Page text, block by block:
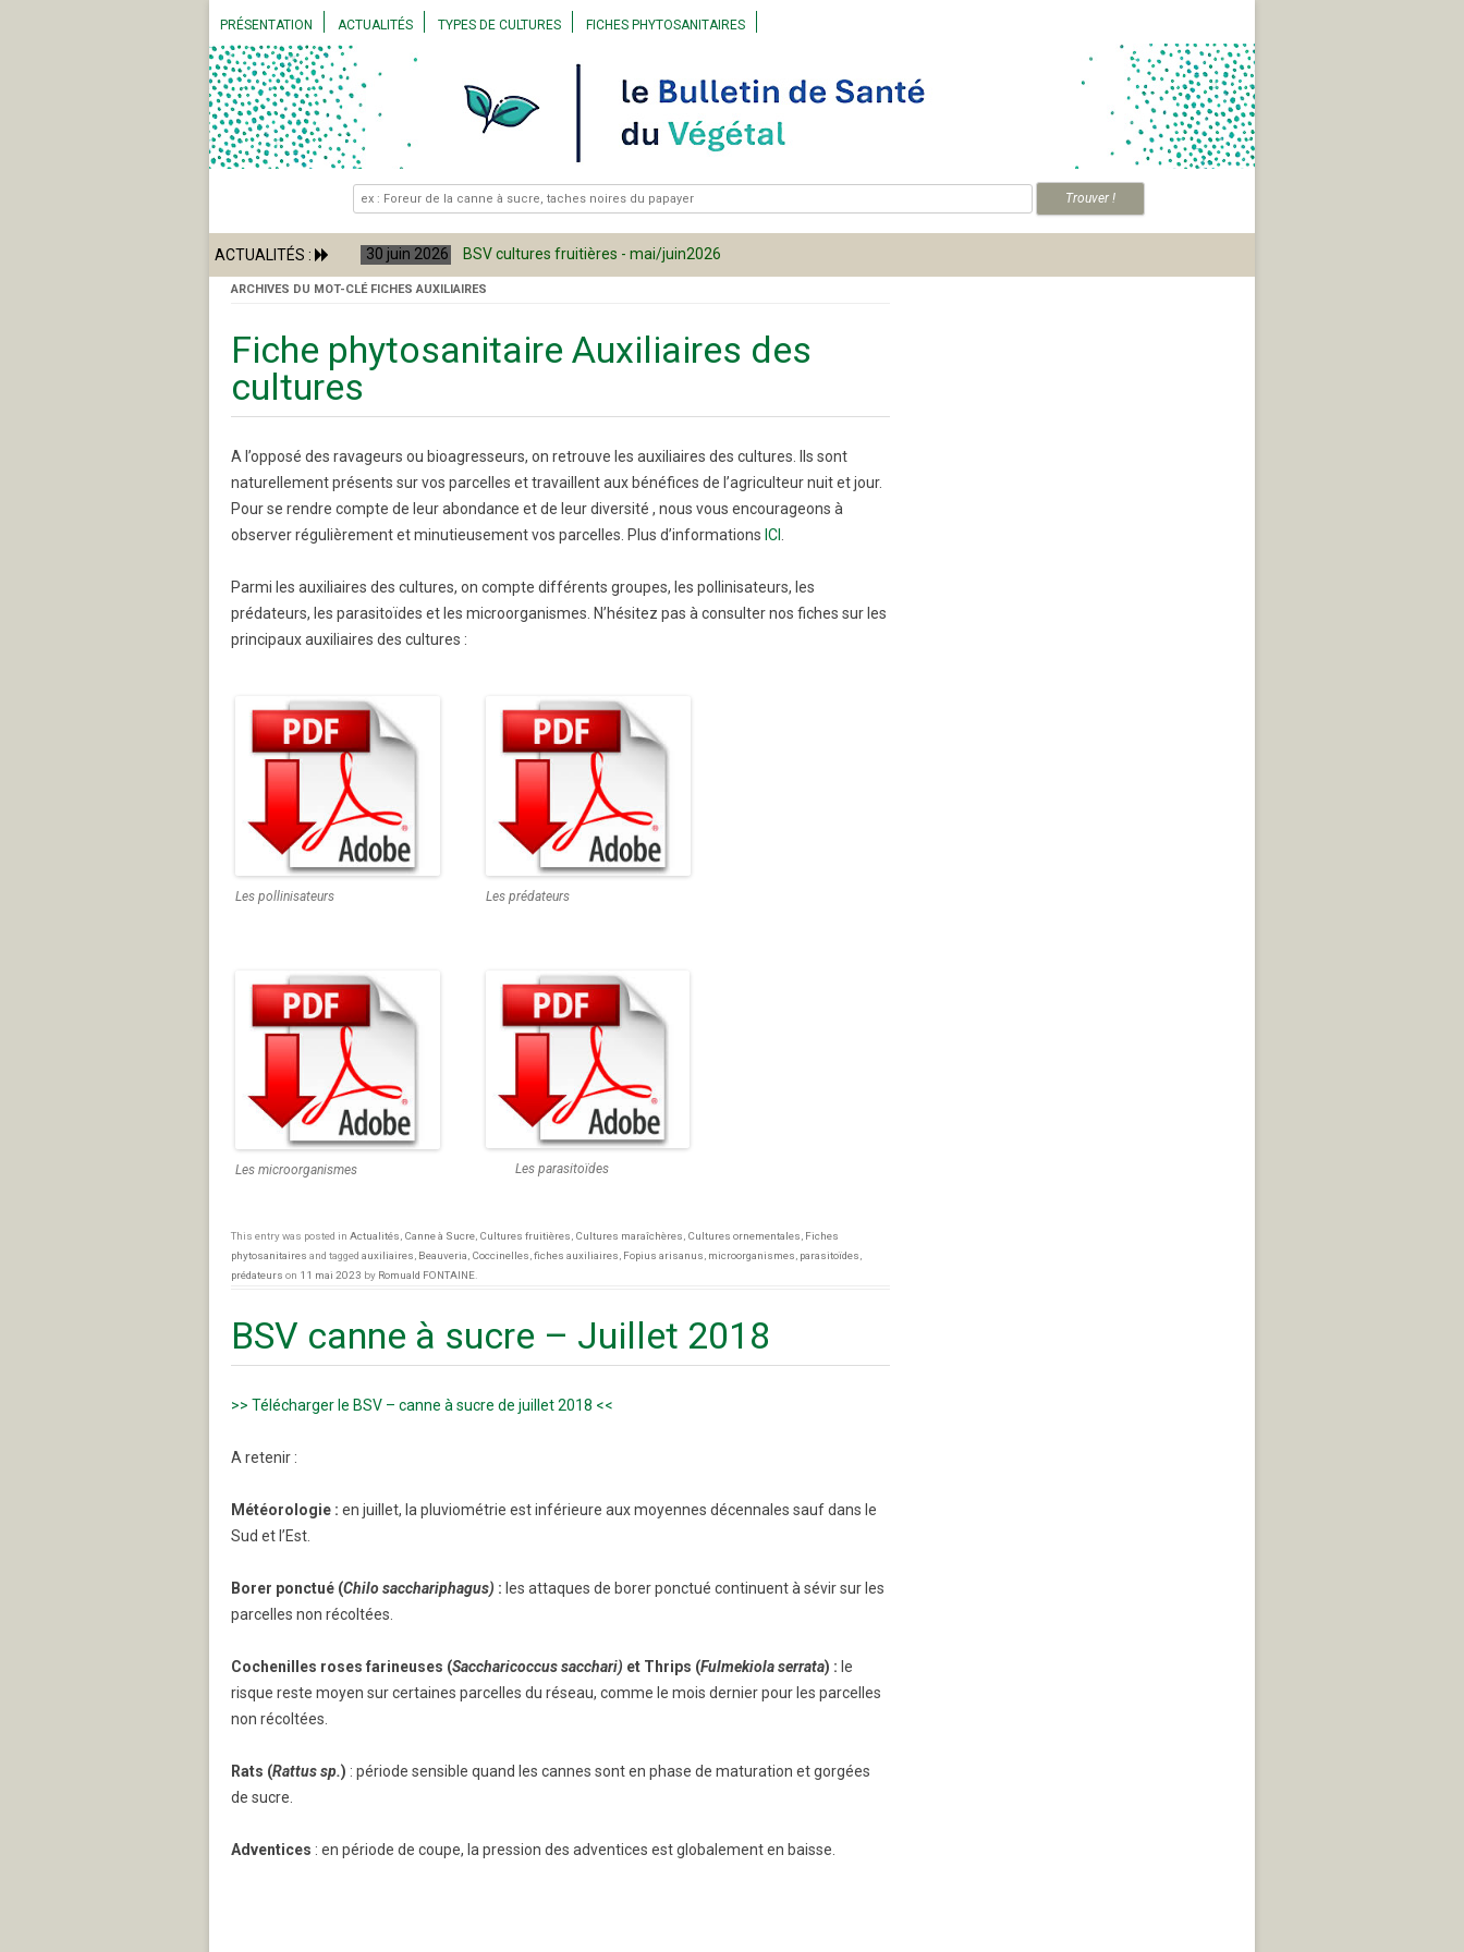
Skip to content
PRÉSENTATION
COMITÉ RÉGIONAL
ACTUALITÉS
ALERTES SANITAIRES
RISQUES DE SAISON
RÉGLEMENTATION
TYPES DE CULTURES
BSV – CULTURES FRUITIÈRES
BSV – CULTURES ORNEMENTALES
BSV – CULTURES MARAÎCHÈRES
FICHES PHYTOSANITAIRES
CULTURES FRUITIÈRES
CULTURES ORNEMENTALES
.
ACTUALITÉS : 30 juin 2026 BSV cultures fruitières - mai/juin2026
ARCHIVES DU MOT-CLÉ FICHES AUXILIAIRES
Fiche phytosanitaire Auxiliaires des
cultures
A l’opposé des ravageurs ou bioagresseurs, on retrouve les auxiliaires des cultures. Ils sont
naturellement présents sur vos parcelles et travaillent aux bénéfices de l’agriculteur nuit et jour.
Pour se rendre compte de leur abondance et de leur diversité , nous vous encourageons à
observer régulièrement et minutieusement vos parcelles. Plus d’informations ICI
Parmi les auxiliaires des cultures, on compte différents groupes, les pollinisateurs, les
prédateurs, les parasitoïdes et les microorganismes. N’hésitez pas à consulter nos fiches sur les
principaux auxiliaires des cultures :
Les pollinisateurs Les prédateurs
Les microorganismes Les parasitoïdes
This entry was posted in Actualités Canne à Sucre Cultures fruitières Cultures maraîchères Cultures ornementales Fiches
phytosanitaires and tagged auxiliaires Beauveria Coccinelles fiches auxiliaires Fopius arisanus microorganismes parasitoïdes
prédateurs on 11 mai 2023 by Romuald FONTAINE
BSV canne à sucre – Juillet 2018
>> Télécharger le BSV – canne à sucre de juillet 2018 <<
A retenir :
Météorologie : en juillet, la pluviométrie est inférieure aux moyennes décennales sauf dans le
Sud et l’Est.
Borer ponctué (Chilo sacchariphagus) : les attaques de borer ponctué continuent à sévir sur les
parcelles non récoltées.
Cochenilles roses farineuses (Saccharicoccus sacchari) et Thrips (Fulmekiola serrata) : le
risque reste moyen sur certaines parcelles du réseau, comme le mois dernier pour les parcelles
non récoltées.
Rats (Rattus sp.) : période sensible quand les cannes sont en phase de maturation et gorgées
de sucre.
Adventices : en période de coupe, la pression des adventices est globalement en baisse.